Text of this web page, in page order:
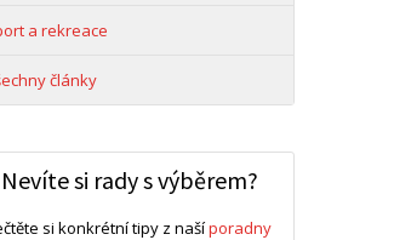
a rekreace
články
Nevíte si rady s výběrem?
si konkrétní tipy z našíporadny